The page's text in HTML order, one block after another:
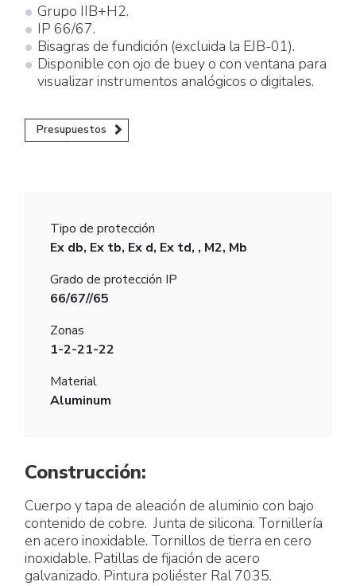
Grupo IIB+H2.
IP 66/67.
Bisagras de fundición (excluida la EJB-01).
Disponible con ojo de buey o con ventana para
visualizar instrumentos analógicos o digitales.
Presupuestos
Tipo de protección
Ex db, Ex tb, Ex d, Ex td, , M2, Mb
Grado de protección IP
66/67//65
Zonas
1-2-21-22
Material
Aluminum
Construcción:
Cuerpo y tapa de aleación de aluminio con bajo
contenido de cobre. Junta de silicona. Tornillería
en acero inoxidable. Tornillos de tierra en cero
inoxidable. Patillas de fijación de acero
galvanizado. Pintura poliéster Ral 7035.